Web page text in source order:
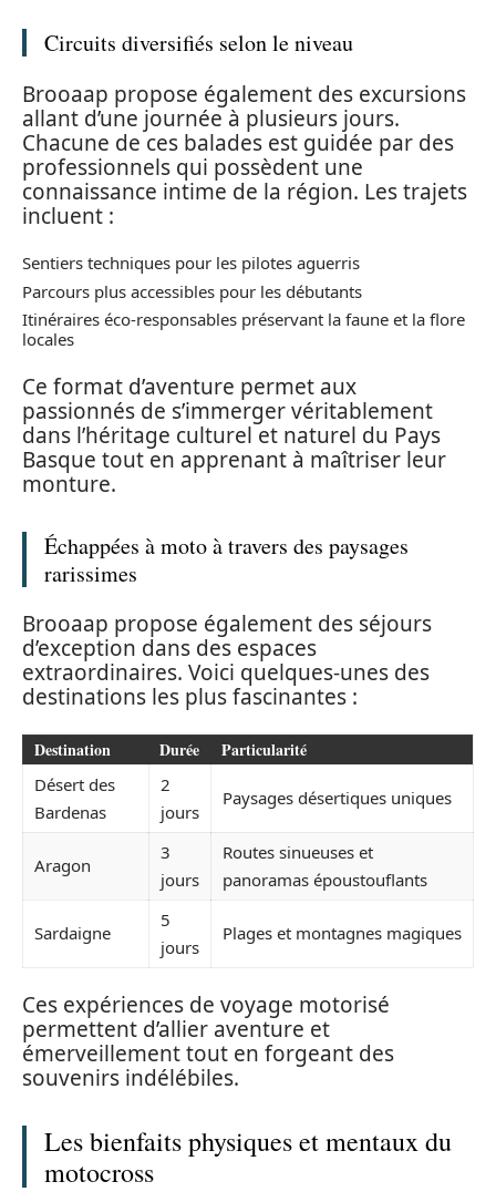
Circuits diversifiés selon le niveau
Brooaap propose également des excursions
allant d’une journée à plusieurs jours.
Chacune de ces balades est guidée par des
professionnels qui possèdent une
connaissance intime de la région. Les trajets
incluent :
Sentiers techniques pour les pilotes aguerris
Parcours plus accessibles pour les débutants
Itinéraires éco-responsables préservant la faune et la flore
locales
Ce format d’aventure permet aux
passionnés de s’immerger véritablement
dans l’héritage culturel et naturel du Pays
Basque tout en apprenant à maîtriser leur
monture.
Échappées à moto à travers des paysages
rarissimes
Brooaap propose également des séjours
d’exception dans des espaces
extraordinaires. Voici quelques-unes des
destinations les plus fascinantes :
Destination Durée Particularité
Désert des
Bardenas
2
jours
Paysages désertiques uniques
Aragon
3
jours
Routes sinueuses et
panoramas époustouflants
Sardaigne
5
jours
Plages et montagnes magiques
Ces expériences de voyage motorisé
permettent d’allier aventure et
émerveillement tout en forgeant des
souvenirs indélébiles.
Les bienfaits physiques et mentaux du
motocross